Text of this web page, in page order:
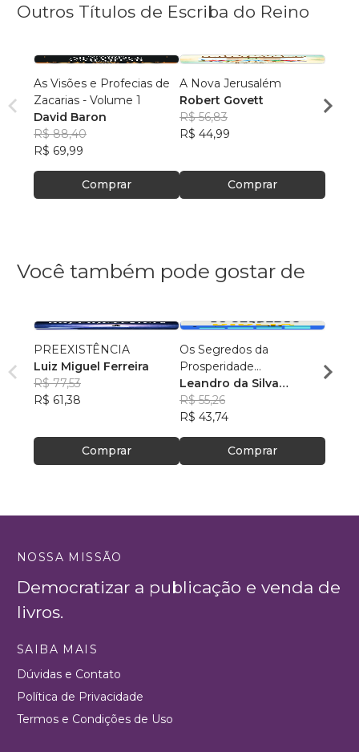
Outros Títulos de Escriba do Reino
As Visões e Profecias de
Zacarias - Volume 1
David Baron
R$ 88,40
R$ 69,99
Comprar
A Nova Jerusalém
Robert Govett
R$ 56,83
R$ 44,99
Comprar
Cristo
A. T.
Você também pode gostar de
PREEXISTÊNCIA
Luiz Miguel Ferreira
R$ 77,53
R$ 61,38
Comprar
Os Segredos da
Prosperidade
Encontrados na Bíblia
Leandro da Silva
Martins
R$ 55,26
R$ 43,74
Comprar
NOSSA MISSÃO
Democratizar a publicação e venda de
livros.
SAIBA MAIS
Dúvidas e Contato
Política de Privacidade
Termos e Condições de Uso